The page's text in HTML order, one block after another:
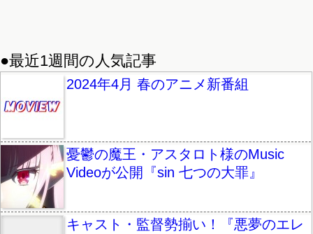
●最近1週間の人気記事
2024年4月 春のアニメ新番組
憂鬱の魔王・アスタロト様のMusic
Videoが公開『sin 七つの大罪』
キャスト・監督勢揃い！『悪夢のエレ